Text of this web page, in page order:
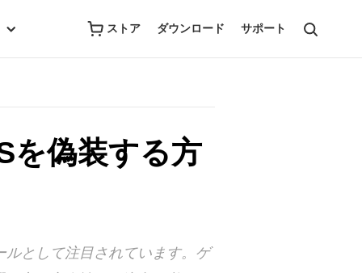
ストア ダウンロード サポート
を偽装する方
として注目されています。ゲ